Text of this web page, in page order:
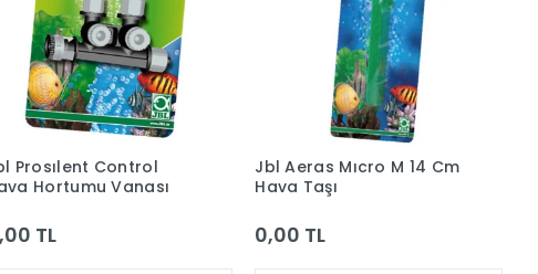
Prosılent Control
Hortumu Vanası
TL
Jbl Aeras Mıcro M 14 Cm
Hava Taşı
0,00 TL